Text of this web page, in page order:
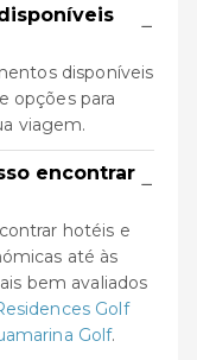
−
disponíveis
opções para
viagem.
encontrar −
hotéis e
até às
bem avaliados
Golf
Golf.